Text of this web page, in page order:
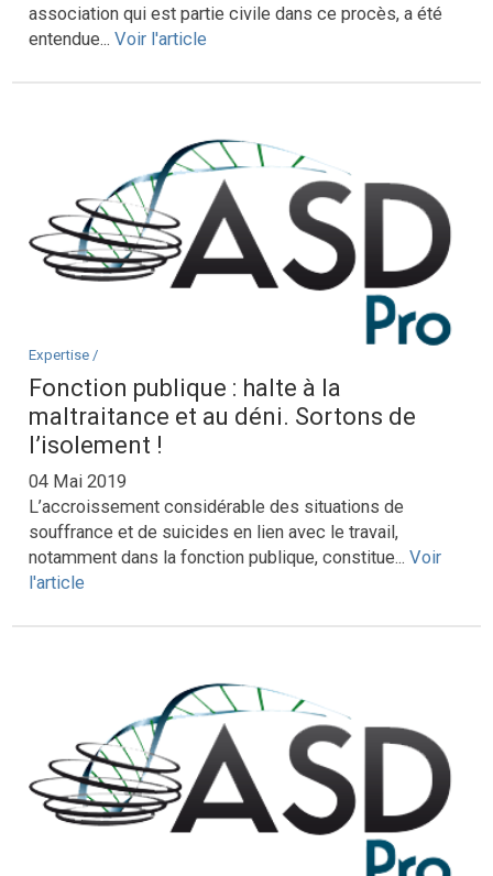
association qui est partie civile dans ce procès, a été
entendue...Voir l'article
Expertise /
Fonction publique : halte à la
maltraitance et au déni. Sortons de
l’isolement !
04 Mai 2019
L’accroissement considérable des situations de
souffrance et de suicides en lien avec le travail,
notamment dans la fonction publique, constitue...Voir
l'article